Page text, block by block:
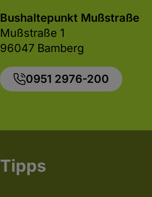
Bushaltepunkt Mußstraße
Mußstraße 1
96047 Bamberg
0951 2976-200
Tipps